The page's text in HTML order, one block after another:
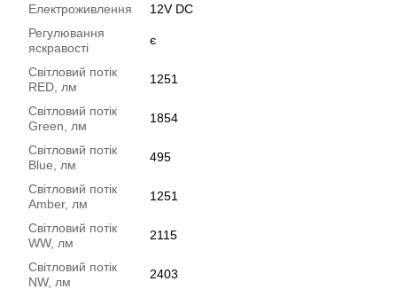
Електроживлення
12V DC
Регулювання
яскравості
є
Світловий потік
RED, лм
1251
Світловий потік
Green, лм
1854
Світловий потік
Blue, лм
495
Світловий потік
Amber, лм
1251
Світловий потік
WW, лм
2115
Світловий потік
NW, лм
2403